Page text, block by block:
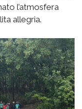
l’atmosfera
allegria.